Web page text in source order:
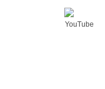
YouTube